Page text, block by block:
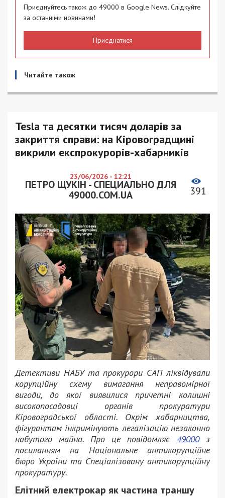
Приєднуйтесь також до 49000 в Google News. Слідкуйте
за останніми новинами!
Приєднатися
Читайте також
Tesla та десятки тисяч доларів за
закриття справи: на Кіровоградщині
викрили експрокурорів-хабарників
23/06/2026 - 12:21
ПЕТРО ЩУКІН - СПЕЦИАЛЬНО ДЛЯ
49000.COM.UA
391
Детективи НАБУ та прокурори САП ліквідували
корупційну схему вимагання неправомірної
вигоди, до якої виявилися причетні колишні
високопосадовці органів прокуратури
Кіровоградської області. Окрім хабарництва,
фігурантам інкримінують легалізацію незаконно
набутого майна. Про це повідомляє 49000з
посиланням на Національне антикорупційне
бюро України та Спеціалізовану антикорупційну
прокуратуру.
Елітний електрокар як частина траншу